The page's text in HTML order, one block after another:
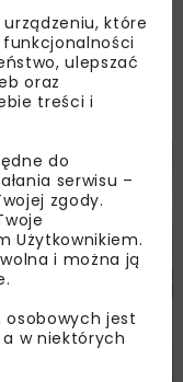
STRABAG
bulwarów
które
ulepszać
oraz
treści i
do
serwisu –
zgody.
Użytkownikiem.
i można ją
jest
a w niektórych